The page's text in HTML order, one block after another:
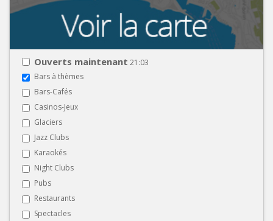
Ouverts maintenant 21:03
Bars à thèmes
Bars-Cafés
Casinos-Jeux
Glaciers
Jazz Clubs
Karaokés
Night Clubs
Pubs
Restaurants
Spectacles